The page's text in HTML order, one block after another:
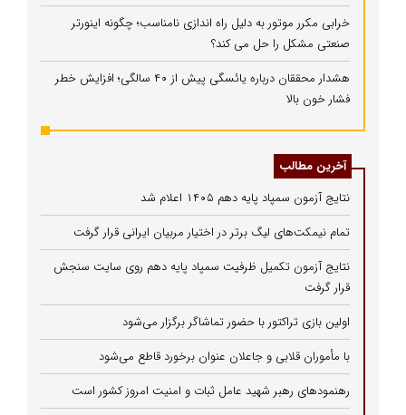
خرابی مکرر موتور به دلیل راه‌ اندازی نامناسب؛ چگونه اینورتر
صنعتی مشکل را حل می‌ کند؟
هشدار محققان درباره یائسگی پیش از ۴۰ سالگی؛ افزایش خطر
فشار خون بالا
آخرین مطالب
نتایج آزمون سمپاد پایه دهم ۱۴۰۵ اعلام شد
تمام نیمکت‌های لیگ برتر در اختیار مربیان ایرانی قرار گرفت
نتایج آزمون تکمیل ظرفیت سمپاد پایه دهم روی سایت سنجش
قرار گرفت
اولین بازی تراکتور با حضور تماشاگر برگزار می‌شود
با مأموران قلابی و جاعلان عنوان برخورد قاطع می‌شود
رهنمودهای رهبر شهید عامل ثبات و امنیت امروز کشور است